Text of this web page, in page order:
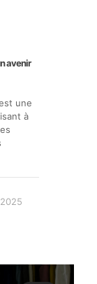
avenir
une
à